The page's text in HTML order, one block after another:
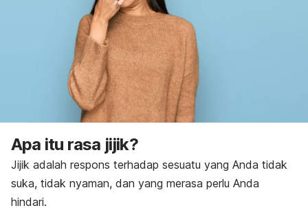
Apa itu rasa jijik?
Jijik adalah respons terhadap sesuatu yang Anda tidak
suka, tidak nyaman, dan yang merasa perlu Anda
hindari.